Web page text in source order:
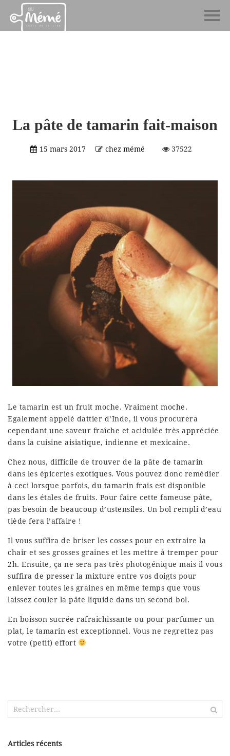
La pâte de tamarin fait-maison
15 mars 2017 chez mémé 37522
Le tamarin est un fruit moche. Vraiment moche.
Egalement appelé dattier d’Inde, il vous procurera
cependant une saveur fraîche et acidulée très appréciée
dans la cuisine aisiatique, indienne et mexicaine.
Chez nous, difficile de trouver de la pâte de tamarin
dans les épiceries exotiques. Vous pouvez donc remédier
à ceci lorsque parfois, du tamarin frais est disponible
dans les étales de fruits. Pour faire cette fameuse pâte,
pas besoin de beaucoup d’ustensiles. Un bol rempli d’eau
tiède fera l’affaire !
Il vous suffira de briser les cosses pour en extraire la
chair et ses grosses graines et les mettre à tremper pour
2h. Ensuite, ça ne sera pas très photogénique mais il vous
suffira de presser la mixture entre vos doigts pour
enlever toutes les graines en même temps que vous
laissez couler la pâte liquide dans un second bol.
En boisson sucrée rafraichissante ou pour parfumer un
plat, le tamarin est exceptionnel. Vous ne regrettez pas
votre (petit) effort
Rechercher :
Articles récents